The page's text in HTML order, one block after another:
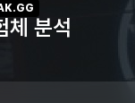
체 분석